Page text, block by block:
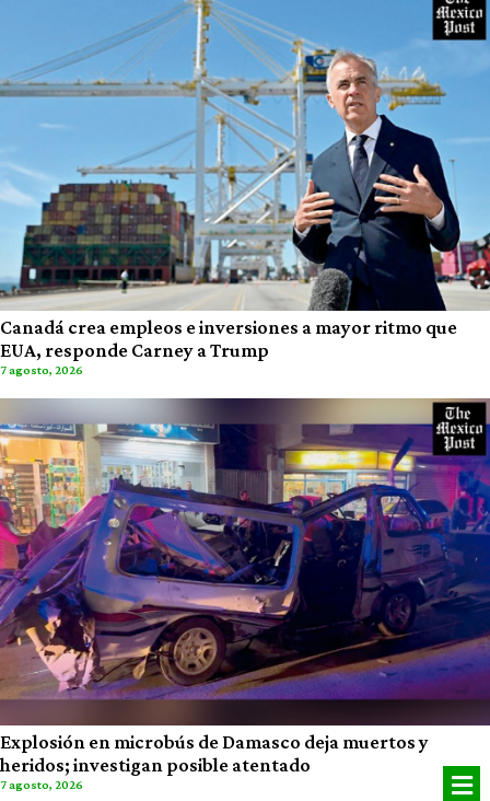
Canadá crea empleos e inversiones a mayor ritmo que
EUA, responde Carney a Trump
7 agosto, 2026
Explosión en microbús de Damasco deja muertos y
heridos; investigan posible atentado
7 agosto, 2026